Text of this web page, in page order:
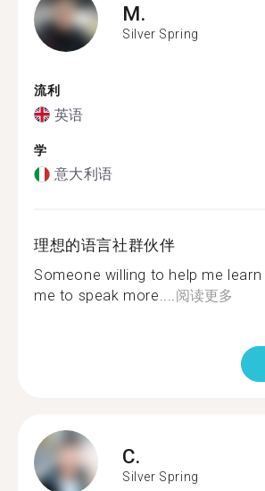
M.
Silver Spring
流利
英语
学
意大利语
理想的语言社群伙伴
Someone willing to help me
me to speak more....阅读更多
C.
Silver Spring